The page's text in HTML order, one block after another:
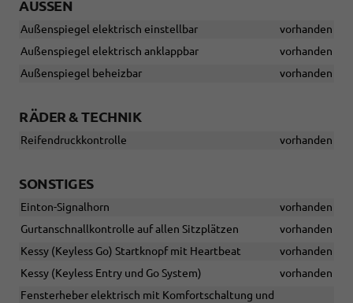
AUSSEN
Außenspiegel elektrisch einstellbar
vorhanden
Außenspiegel elektrisch anklappbar
vorhanden
Außenspiegel beheizbar
vorhanden
RÄDER & TECHNIK
Reifendruckkontrolle vorhanden
SONSTIGES
Einton-Signalhorn
vorhanden
Gurtanschnallkontrolle auf allen Sitzplätzen
vorhanden
Kessy (Keyless Go) Startknopf mit Heartbeat
vorhanden
Kessy (Keyless Entry und Go System)
vorhanden
Fensterheber elektrisch mit Komfortschaltung und